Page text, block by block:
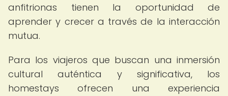
anfitrionas tienen la oportunidad de
aprender y crecer a través de la interacción
mutua.
Para los viajeros que buscan una inmersión
cultural auténtica y significativa, los
homestays ofrecen una experiencia